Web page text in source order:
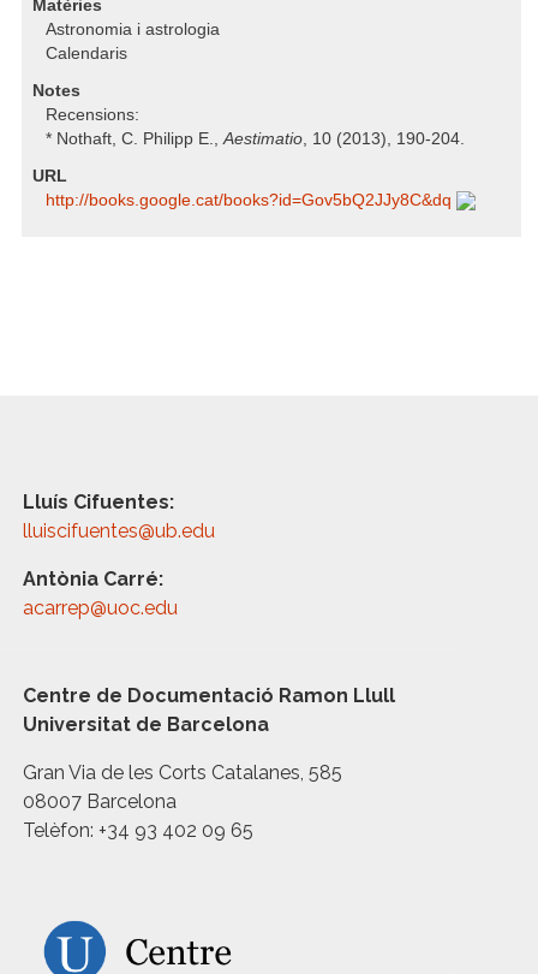
Matèries
Astronomia i astrologia
Calendaris
Notes
Recensions:
* Nothaft, C. Philipp E.,Aestimatio, 10 (2013), 190-204.
URL
http:/​/​books.google.cat/​books?id=Gov5bQ2JJy8C​&dq
Lluís Cifuentes:
lluiscifuentes@ub.edu
Antònia Carré:
acarrep@uoc.edu
Centre de Documentació Ramon Llull
Universitat de Barcelona
Gran Via de les Corts Catalanes, 585
08007 Barcelona
Telèfon: +34 93 402 09 65